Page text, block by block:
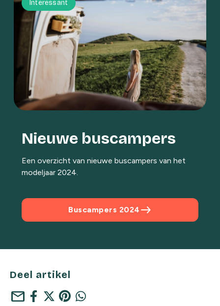
Interessant
Nieuwe buscampers
Een overzicht van nieuwe buscampers van het
modeljaar 2024.
east
Buscampers 2024
Deel artikel
mail